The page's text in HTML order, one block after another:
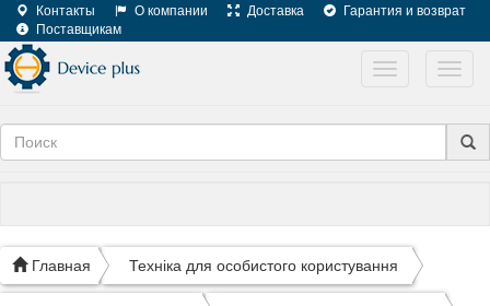
Контакты О компании Доставка
Гарантия и возврат
Поставщикам
Toggle
Главная Техніка для особистого користування